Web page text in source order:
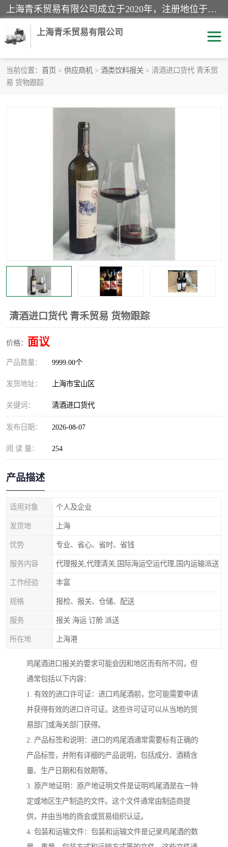
上海青禾贸易有限公司成立于2020年，注册地位于上海市宝山区。经营范围包括：机械设备、五金制品、劳防用品、电子产品、塑胶制品、家具、模具、纺织品、仪器仪表、建筑材料、装饰材料、化工产品、金属制品、机车配件等货物进出口报关、清关服务。
上海青禾贸易有限公司
当前位置： 首页 > 供应商机 > 酒类饮料报关 > 清酒进口货代 青禾贸
易 货物跟踪
清酒进口货代 青禾贸易 货物跟踪
价格： 面议
产品数量： 9999.00个
发货地址： 上海市宝山区
关键词： 清酒进口货代
发布日期： 2026-08-07
阅 读 量： 254
产品描述
适用对象 个人及企业
发货地 上海
优势 专业、省心、省时、省钱
服务内容 代理报关,代理清关,国际海运空运代理,国内运输派送
工作经验 丰富
规格 报检、报关、仓储、配送
服务 报关 海运 订舱 派送
所在地 上海港
鸡尾酒进口报关的要求可能会因和地区而有所不同，但
通常包括以下内容：
1. 有效的进口许可证：进口鸡尾酒前，您可能需要申请
并获得有效的进口许可证。这些许可证可以从当地的贸
易部门或海关部门获得。
2. 产品标签和说明：进口的鸡尾酒通常需要标有正确的
产品标签，并附有详细的产品说明，包括成分、酒精含
量、生产日期和有效期等。
3. 原产地证明：原产地证明文件是证明鸡尾酒是在一特
定或地区生产制造的文件。这个文件通常由制造商提
供，并由当地的商会或贸易组织认证。
4. 包装和运输文件：包装和运输文件是记录鸡尾酒的数
酒类饮料报关
机床进口清关